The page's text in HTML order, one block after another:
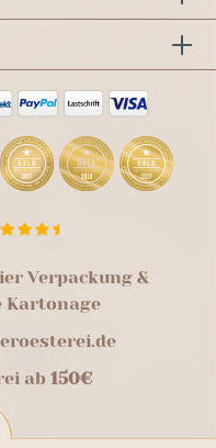
Verpackung &
Kartonage
ab 150€